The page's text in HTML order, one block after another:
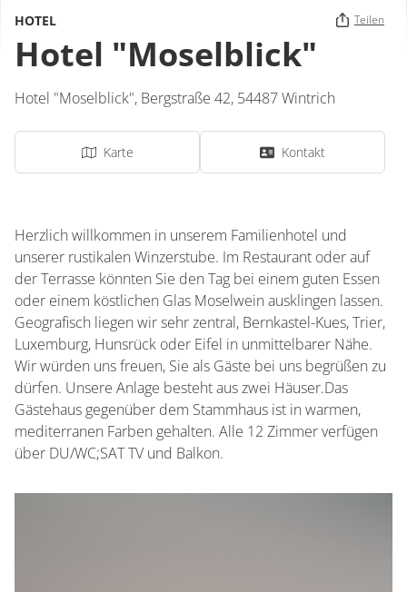
HOTEL Teilen
Hotel "Moselblick"
Hotel "Moselblick", Bergstraße 42, 54487Wintrich
Karte Kontakt
Herzlich willkommen in unserem Familienhotel und
unserer rustikalen Winzerstube. Im Restaurant oder auf
der Terrasse könnten Sie den Tag bei einem guten Essen
oder einem köstlichen Glas Moselwein ausklingen lassen.
Geografisch liegen wir sehr zentral, Bernkastel-Kues, Trier,
Luxemburg, Hunsrück oder Eifel in unmittelbarer Nähe.
Wir würden uns freuen, Sie als Gäste bei uns begrüßen zu
dürfen. Unsere Anlage besteht aus zwei Häuser.Das
Gästehaus gegenüber dem Stammhaus ist in warmen,
mediterranen Farben gehalten. Alle 12 Zimmer verfügen
über DU/WC;SAT TV und Balkon.